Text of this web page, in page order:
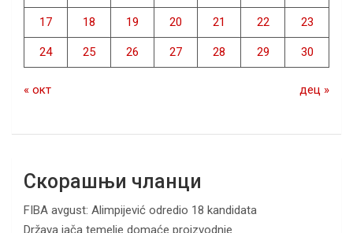
17 18 19 20 21 22 23
24 25 26 27 28 29 30
« окт дец »
Скорашњи чланци
FIBA avgust: Alimpijević odredio 18 kandidata
Država jača temelje domaće proizvodnje